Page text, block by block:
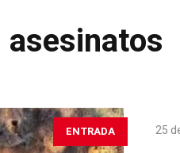
asesinatos
ENTRADA 25